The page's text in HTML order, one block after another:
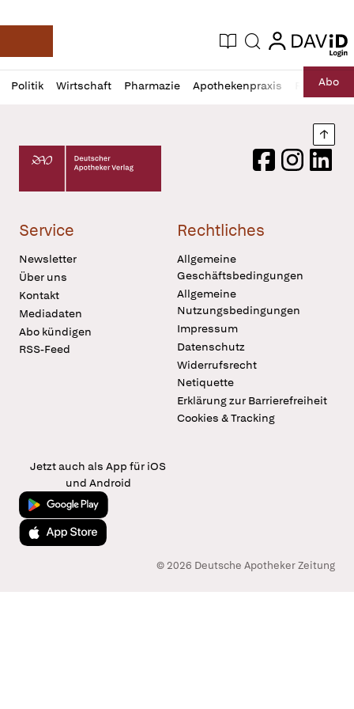
Deutsche Apotheker Zeitung
Aktuelle Ausgabe
Suche login
login
Politik Wirtschaft Pharmazie Apothekenpraxis RechtAbo
Profil
öffnen
Daz
Pur
Deutscher Apotheker Verlag Logo
FacebookInstagram
Service
Newsletter
Über uns
Kontakt
Mediadaten
Abo kündigen
RSS-Feed
Rechtliches
Allgemeine
Geschäftsbedingungen
Allgemeine
Nutzungsbedingungen
Impressum
Datenschutz
Widerrufsrecht
Netiquette
Erklärung zur Barrierefreiheit
Cookies & Tracking
Jetzt auch als App für iOS
und Android
Jetzt bei Google Play
Laden im App Store
© 2026 Deutsche Apotheker Zeitung